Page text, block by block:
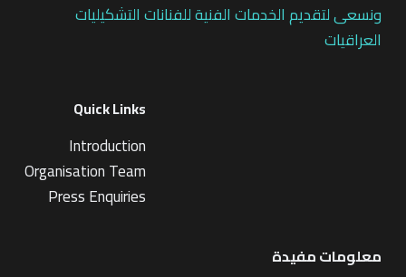
ونسعى لتقديم الخدمات الفنية للفنانات التشكيليات
العراقيات
Quick Links
Introduction
Organisation Team
Press Enquiries
معلومات مفيدة